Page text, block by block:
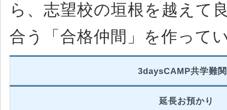
ら、志望校の垣根を越えて
合う「合格仲間」を作って
3daysCAMP共学難
延長お預かり